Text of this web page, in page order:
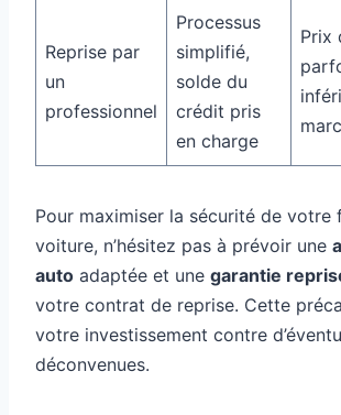
Reprise par
un
professionnel
Processus
simplifié,
solde du
crédit pris
en charge
Prix
Pour maximiser la sécurité de votre
voiture, n’hésitez pas à prévoir une
auto adaptée et une garantie
votre contrat de reprise. Cette
votre investissement contre
déconvenues.